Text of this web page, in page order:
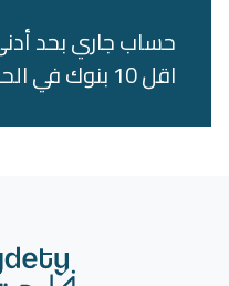
اقل 10 بنوك في الحد الأدنى